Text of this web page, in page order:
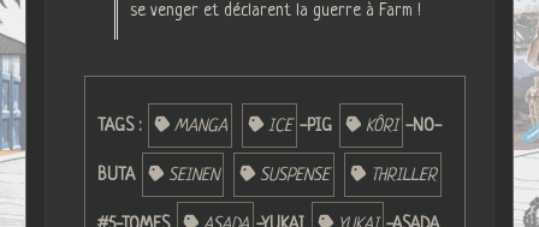
se venger et déclarent la guerre à Farm !
TAGS : MANGA ICE -PIG KÔRI -NO-
BUTA SEINEN SUSPENSE THRILLER